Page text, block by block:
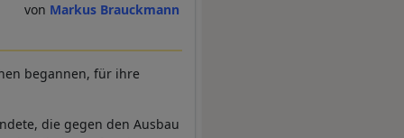
Markus Brauckmann
begannen, für ihre
die gegen den Ausbau